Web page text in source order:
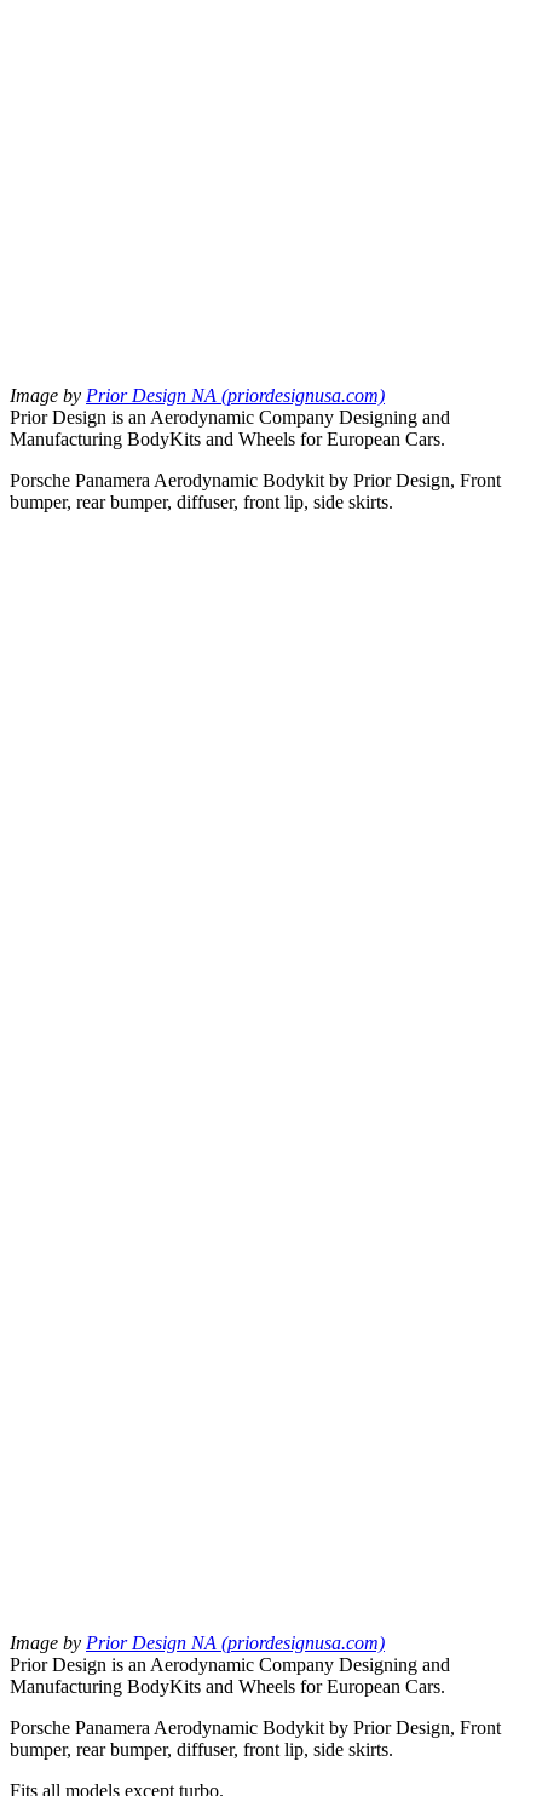
Image by Prior Design NA (priordesignusa.com)
Prior Design is an Aerodynamic Company Designing and
Manufacturing BodyKits and Wheels for European Cars.
Porsche Panamera Aerodynamic Bodykit by Prior Design, Front
bumper, rear bumper, diffuser, front lip, side skirts.
Image by Prior Design NA (priordesignusa.com)
Prior Design is an Aerodynamic Company Designing and
Manufacturing BodyKits and Wheels for European Cars.
Porsche Panamera Aerodynamic Bodykit by Prior Design, Front
bumper, rear bumper, diffuser, front lip, side skirts.
Fits all models except turbo.